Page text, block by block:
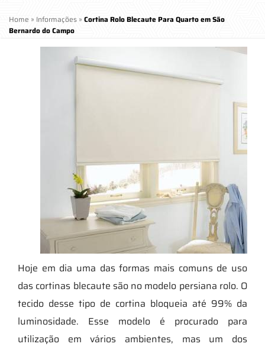
Home » Informações » Cortina Rolo Blecaute Para Quarto em São
Bernardo do Campo
Hoje em dia uma das formas mais comuns de uso
das cortinas blecaute são no modelo persiana rolo. O
tecido desse tipo de cortina bloqueia até 99% da
luminosidade. Esse modelo é procurado para
utilização em vários ambientes, mas um dos